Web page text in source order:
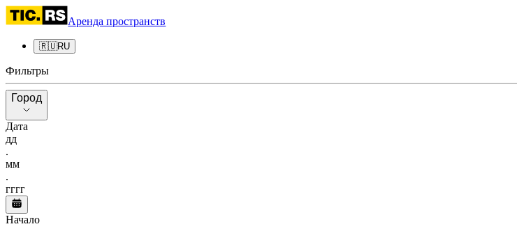
Аренда пространств
🇷🇺RU
Фильтры
Город
Город
Дата
дд
.
мм
.
гггг
Начало